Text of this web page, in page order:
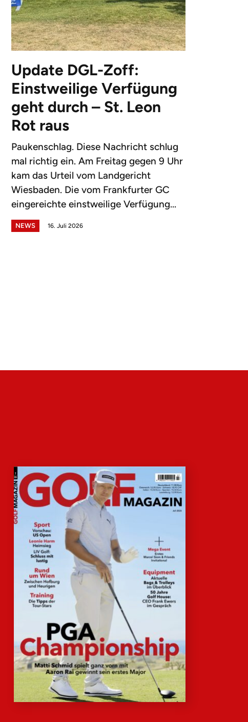
Update DGL-Zoff:
Einstweilige Verfügung
geht durch – St. Leon
Rot raus
Paukenschlag. Diese Nachricht schlug
mal richtig ein. Am Freitag gegen 9 Uhr
kam das Urteil vom Landgericht
Wiesbaden. Die vom Frankfurter GC
eingereichte einstweilige Verfügung...
NEWS 16. Juli 2026